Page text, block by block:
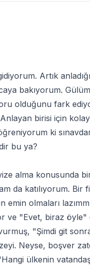
Artık
bakıyorum.
olduğunu fark
birisi için
ki
bu ya?
alma konusunda
da katılıyorum. Bir
olmaları
"Evet, biraz öyle"
"Şimdi git
Neyse, boşver
ülkenin